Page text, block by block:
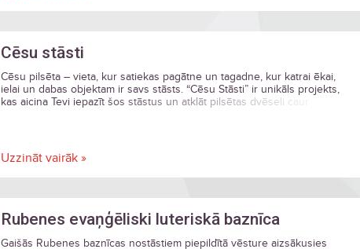
Cēsu stāsti
Cēsu pilsēta – vieta, kur satiekas pagātne un tagadne, kur katrai ēkai,
ielai un dabas objektam ir savs stāsts. “Cēsu Stāsti” ir unikāls projekts,
kas aicina Tevi iepazīt šos stāstus un atklāt pilsētas dvēseli caur
Uzzināt vairāk »
Rubenes evaņģēliski luteriskā baznīca
Gaišās Rubenes baznīcas nostāstiem piepildītā vēsture aizsākusies